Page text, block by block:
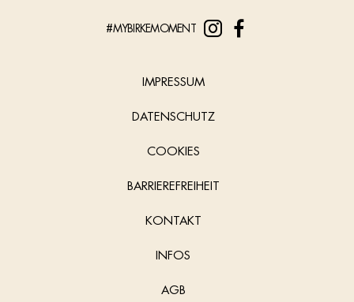
#MYBIRKEMOMENT
IMPRESSUM
DATENSCHUTZ
COOKIES
BARRIEREFREIHEIT
KONTAKT
INFOS
AGB